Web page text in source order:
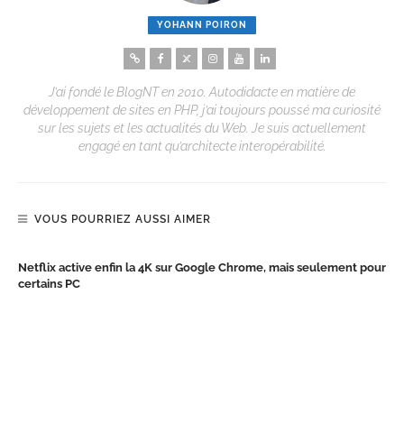
YOHANN POIRON
J’ai fondé le BlogNT en 2010. Autodidacte en matière de
développement de sites en PHP, j’ai toujours poussé ma curiosité
sur les sujets et les actualités du Web. Je suis actuellement
engagé en tant qu’architecte interopérabilité.
VOUS POURRIEZ AUSSI AIMER
Netflix active enfin la 4K sur Google Chrome, mais seulement pour
certains PC